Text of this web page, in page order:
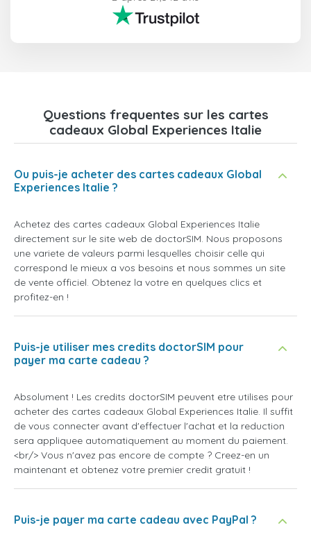
Questions frequentes sur les cartes
cadeaux Global Experiences Italie
Ou puis-je acheter des cartes cadeaux Global
Experiences Italie ?
Achetez des cartes cadeaux Global Experiences Italie
directement sur le site web de doctorSIM. Nous proposons
une variete de valeurs parmi lesquelles choisir celle qui
correspond le mieux a vos besoins et nous sommes un site
de vente officiel. Obtenez la votre en quelques clics et
profitez-en !
Puis-je utiliser mes credits doctorSIM pour
payer ma carte cadeau ?
Absolument ! Les credits doctorSIM peuvent etre utilises pour
acheter des cartes cadeaux Global Experiences Italie. Il suffit
de vous connecter avant d'effectuer l'achat et la reduction
sera appliquee automatiquement au moment du paiement.
<br/> Vous n'avez pas encore de compte ? Creez-en un
maintenant et obtenez votre premier credit gratuit !
Puis-je payer ma carte cadeau avec PayPal ?